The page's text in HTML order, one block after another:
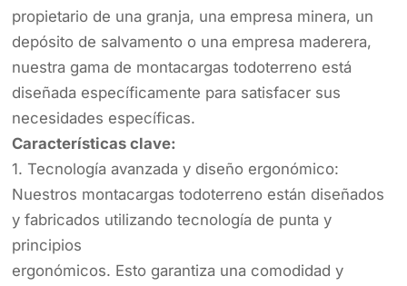
propietario de una granja, una empresa minera, un
depósito de salvamento o una empresa maderera,
nuestra gama de montacargas todoterreno está
diseñada específicamente para satisfacer sus
necesidades específicas.
Características clave:
1. Tecnología avanzada y diseño ergonómico:
Nuestros montacargas todoterreno están diseñados
y fabricados utilizando tecnología de punta y
principios
ergonómicos. Esto garantiza una comodidad y